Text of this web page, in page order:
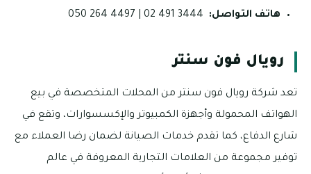
هاتف التواصل:
رويال فون سنتر
تعد شركة رويال فون سنتر من المحلات المتخصصة في بيع
الهواتف المحمولة وأجهزة الكمبيوتر والإكسسوارات، وتقع في
شارع الدفاع، كما تقدم خدمات الصيانة لضمان رضا العملاء مع
توفير مجموعة من العلامات التجارية المعروفة في عالم